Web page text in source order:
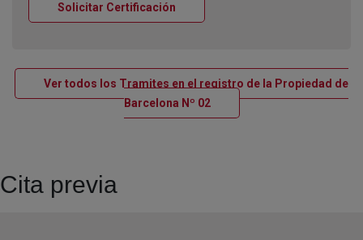
Solicitar Certificación
Ver todos los Tramites en el registro de la Propiedad de
Barcelona Nº 02Ventana nueva
Cita previa